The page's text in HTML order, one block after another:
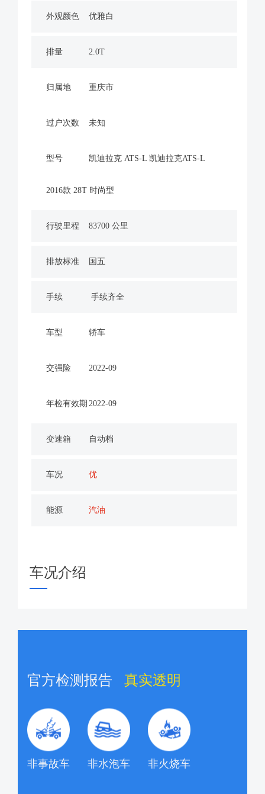
外观颜色 优雅白
排量 2.0T
归属地 重庆市
过户次数 未知
型号 凯迪拉克 ATS-L 凯迪拉克ATS-L
2016款 28T 时尚型
行驶里程 83700 公里
排放标准 国五
手续 手续齐全
车型 轿车
交强险 2022-09
年检有效期 2022-09
变速箱 自动档
车况 优
能源 汽油
车况介绍
官方检测报告 真实透明
非事故车 非水泡车 非火烧车